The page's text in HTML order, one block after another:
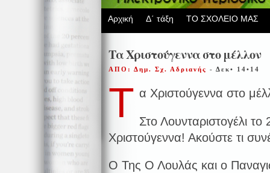
Αρχική Δ΄ τάξη ΤΟ ΣΧΟΛΕΙΟ ΜΑΣ
Τα Χριστούγεννα στο μέλλον
ΑΠΟ: Δημ. Σχ. Αδριανής - Δεκ• 14•14
Τ α Χριστούγεννα στο
Στο Λουνταριστογέλι
Χριστούγεννα! Ακούστε τι
Ο Της Ο Λουλάς και ο